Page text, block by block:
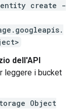
create -
dell'API
leggere i bucket
Object